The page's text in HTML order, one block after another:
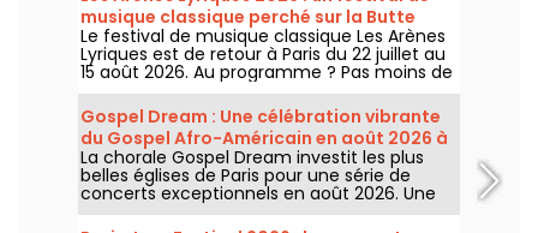
musique classique perché sur la Butte
Montmartre
Le festival de musique classique Les Arènes
Lyriques est de retour à Paris du 22 juillet au
15 août 2026. Au programme ? Pas moins de
16 concerts donnés au sein des Arènes de
Montmartre, un cadre idyllique pour écouter
les grands classiques.
Gospel Dream : Une célébration vibrante
du Gospel Afro-Américain en août 2026 à
Paris
La chorale Gospel Dream investit les plus
belles églises de Paris pour une série de
concerts exceptionnels en août 2026. Une
expérience musicale unique qui célèbre